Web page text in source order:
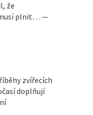
že
musí plnit… —
zvířecích
doplňují